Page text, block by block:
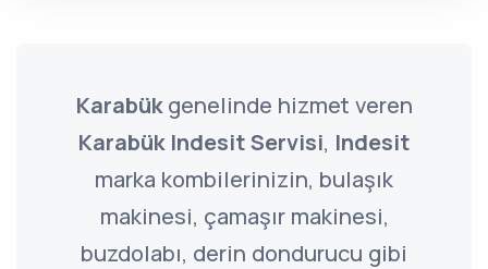
Karabükgenelinde hizmet veren
Karabük Indesit Servisi, Indesit
marka kombilerinizin, bulaşık
makinesi, çamaşır makinesi,
buzdolabı, derin dondurucu gibi